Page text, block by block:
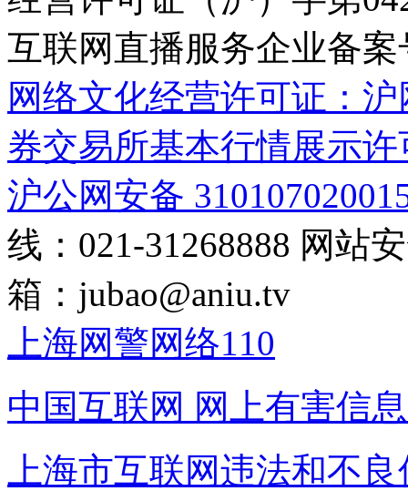
互联网直播服务企业备案
网络文化经营许可证：
券交易所基本行情展示许
沪公网安备
线：021-31268888 网站
箱： jubao@aniu.tv
上海网警网络110
中国互联网 网上有害信
上海市互联网违法和不